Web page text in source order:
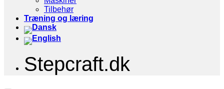
Tilbehør
Træning og læring
Stepcraft.dk